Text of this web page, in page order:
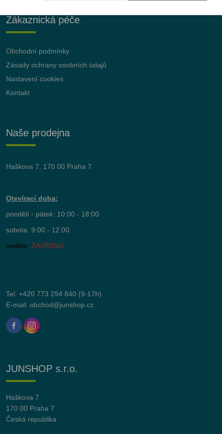
Zákaznická péče
Obchodní podmínky
Zásady ochrany osobních údajů
Nastavení cookies
Kontakt
Naše prodejna
Haškova 7, 170 00 Praha 7
Otevírací doba:
pondělí - pátek: 10:00 - 18:00
sobota: 9:00 - 12:00
neděle: ZAVŘENO
Tel: +420 773 294 840 (9-17h)
E-mail: obchod@junshop.cz
JUNSHOP s.r.o.
Haškova 7
170 00 Praha 7
Česká republika